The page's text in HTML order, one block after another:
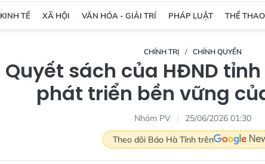
KINH TẾ XÃ HỘI VĂN HÓA - GIẢI TRÍ PHÁP LUẬT THỂ THAO
CHÍNH TRỊ CHÍNH QUYỀN
Quyết sách của HĐND
phát triển bền vững
Nhóm PV
25/06/2026 01:30
Theo dõi Báo Hà Tĩnh trên